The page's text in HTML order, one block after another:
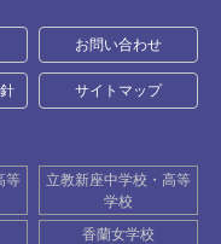
お問い合わせ
サイトマップ
等
立教新座中学校・高等
学校
香蘭女学校